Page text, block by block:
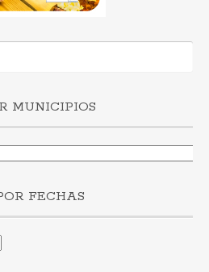
MUNICIPIOS
FECHAS